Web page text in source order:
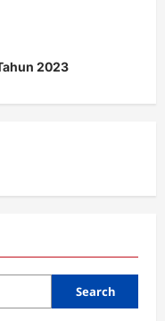
2023
Search